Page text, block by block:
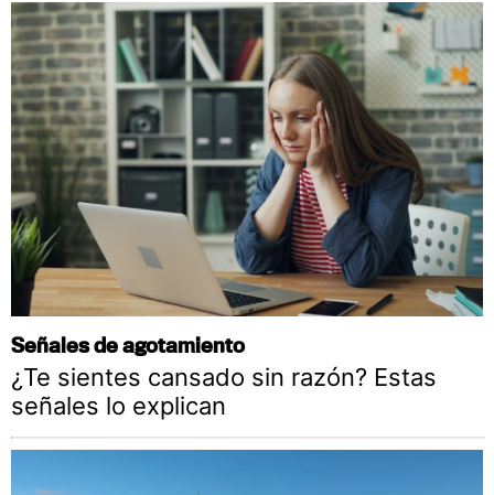
Señales de agotamiento
¿Te sientes cansado sin razón? Estas
señales lo explican